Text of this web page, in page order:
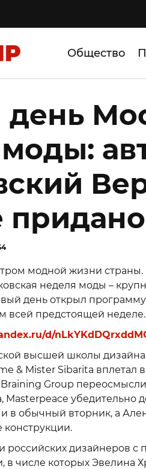
Общество
модной жизни
неделя моды –
день открыл программу
всей предстоящей неделе.
d/
высшей школы
& Mister Sibarita вплетал
Group
Masterpeace убедительно
и в обычный вторник, а
конструкции.
дизайнеров с
в числе которых Эвелина